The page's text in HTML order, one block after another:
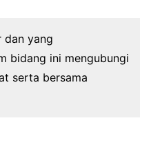
dan yang
bidang ini mengubungi
serta bersama